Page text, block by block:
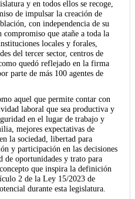
y en todos ellos se recoge,
de impulsar la creación de
con independencia de su
que atañe a toda la
locales y forales,
del tercer sector, centros de
quedó reflejado en la firma
parte de más 100 agentes de
aquel que permite contar con
laboral que sea productiva y
en el lugar de trabajo y
mejores expectativas de
la sociedad, libertad para
y participación en las decisiones
de oportunidades y trato para
que inspira la definición
2 de la Ley 15/2023 de
durante esta legislatura.